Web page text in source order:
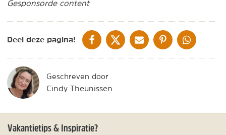
Gesponsorde content
Deel deze pagina! DELEN OP FACEBOOK
DELEN OP XDELEN VIA DE MAIL
DELEN OP PINTEREST
DELEN OP
Geschreven door
Cindy Theunissen
Vakantietips & Inspiratie?